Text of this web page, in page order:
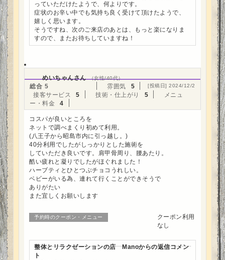
っていただけたようで、何よりです。
症状のお辛い中でも気持ち良く受けて頂けたようで、
嬉しく思います。
そうですね、次のご来店のあとは、もっと楽になりま
すので、またお待ちしていますね！
めいちゃんさん （女性/40代）
[投稿日] 2024/12/2
総合 5 雰囲気
5
接客サービス
5 技術・仕上がり 5
メニュ
ー・料金
4
コスパが良いところを
ネットで調べまくり初めて利用。
(八王子から昭島市内に引っ越し。)
40分利用でしたがしっかりとした施術を
していただき良いです。肩甲骨周り、腰あたり。
酷い疲れと凝りでしたがほぐれました！
ハーブティとひとつぶチョコうれしい。
ベビーがいる為、連れて行くことができそうで
ありがたい
また宜しくお願いします
予約時のクーポン・メニュー
クーポン利用
なし
整体とリラクゼーションの店 Manoからの返信コメン
ト